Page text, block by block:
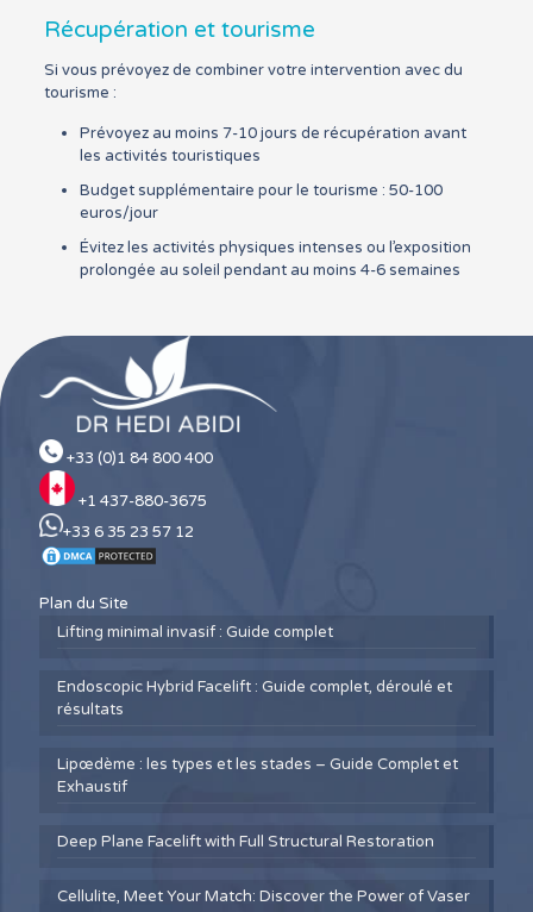
Récupération et tourisme
Si vous prévoyez de combiner votre intervention avec du
tourisme :
Prévoyez au moins 7-10 jours de récupération avant
les activités touristiques
Budget supplémentaire pour le tourisme : 50-100
euros/jour
Évitez les activités physiques intenses ou l’exposition
prolongée au soleil pendant au moins 4-6 semaines
+33 (0)1 84 800 400
+1 437-880-3675
+33 6 35 23 57 12
Plan du Site
Lifting minimal invasif : Guide complet
Endoscopic Hybrid Facelift : Guide complet, déroulé et
résultats
Lipœdème : les types et les stades – Guide Complet et
Exhaustif
Deep Plane Facelift with Full Structural Restoration
Cellulite, Meet Your Match: Discover the Power of Vaser